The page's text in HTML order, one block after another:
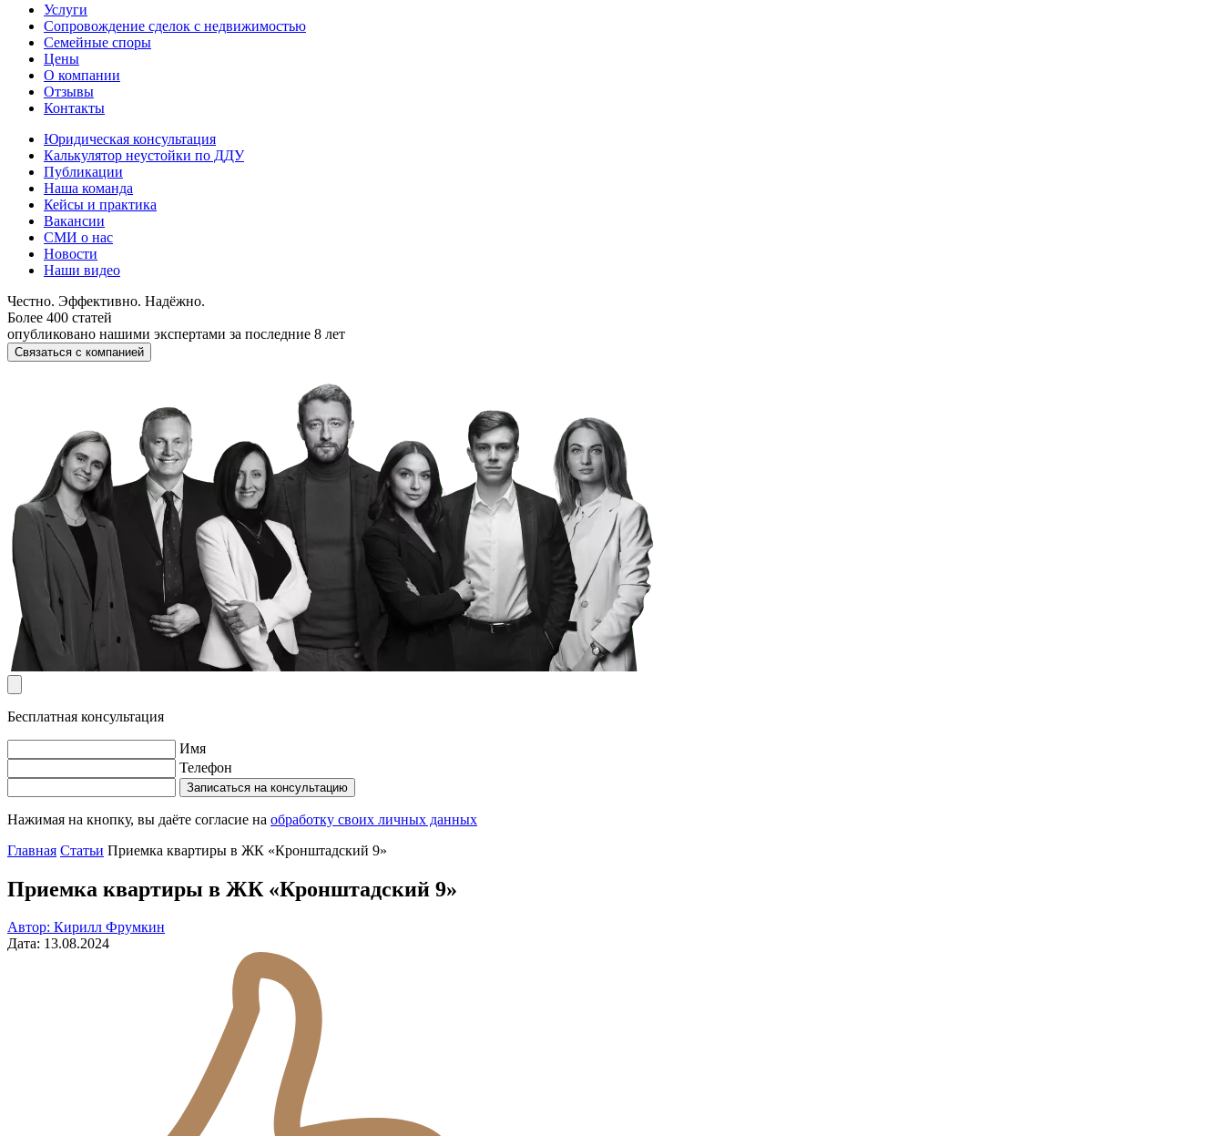
Услуги
Сопровождение сделок с недвижимостью
Семейные споры
Цены
О компании
Отзывы
Контакты
Юридическая консультация
Калькулятор неустойки по ДДУ
Публикации
Наша команда
Кейсы и практика
Вакансии
СМИ о нас
Новости
Наши видео
Честно. Эффективно. Надёжно.
Более 400 статей
опубликовано нашими экспертами за последние 8 лет
Связаться с компанией
Бесплатная консультация
Имя
Телефон
Записаться на консультацию
Нажимая на кнопку, вы даёте согласие на обработку своих личных данных
Главная Статьи Приемка квартиры в ЖК «Кронштадский 9»
Приемка квартиры в ЖК «Кронштадский 9»
Автор: Кирилл Фрумкин
Дата: 13.08.2024